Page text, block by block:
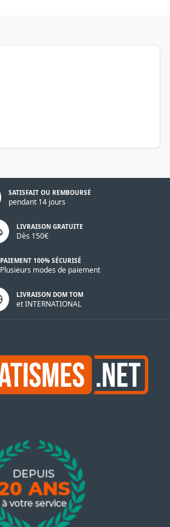
SATISFAIT OU REMBOURSÉ
pendant 14 jours
LIVRAISON GRATUITE
Dès 150€
PAIEMENT 100% SÉCURISÉ
Plusieurs modes de paiement
LIVRAISON DOM TOM
et INTERNATIONAL